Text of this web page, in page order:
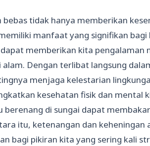
bebas tidak hanya memberikan
manfaat yang signifikan
memberikan kita pengalaman
Dengan terlibat langsung
menjaga kelestarian
kesehatan fisik dan mental
berenang di sungai dapat
itu, ketenangan dan
bagi pikiran kita yang sering kali